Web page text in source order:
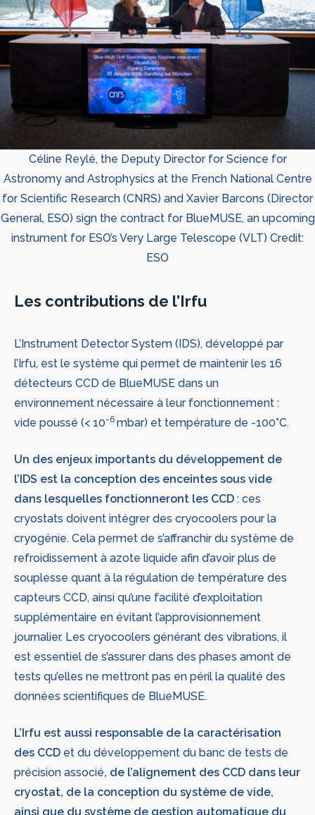
Céline Reylé, the Deputy Director for Science for
Astronomy and Astrophysics at the French National Centre
for Scientific Research (CNRS) and Xavier Barcons (Director
General, ESO) sign the contract for BlueMUSE, an upcoming
instrument for ESO’s Very Large Telescope (VLT) Credit:
ESO
Les contributions de l’Irfu
L’Instrument Detector System (IDS), développé par
l’Irfu, est le système qui permet de maintenir les 16
détecteurs CCD de BlueMUSE dans un
environnement nécessaire à leur fonctionnement :
vide poussé (< 10-6 mbar) et température de -100°C.
Un des enjeux importants du développement de
l’IDS est la conception des enceintes sous vide
dans lesquelles fonctionneront les CCD : ces
cryostats doivent intégrer des cryocoolers pour la
cryogénie. Cela permet de s’affranchir du système de
refroidissement à azote liquide afin d’avoir plus de
souplesse quant à la régulation de température des
capteurs CCD, ainsi qu’une facilité d’exploitation
supplémentaire en évitant l’approvisionnement
journalier. Les cryocoolers générant des vibrations, il
est essentiel de s’assurer dans des phases amont de
tests qu’elles ne mettront pas en péril la qualité des
données scientifiques de BlueMUSE.
L’Irfu est aussi responsable de la caractérisation
des CCD et du développement du banc de tests de
précision associé, de l’alignement des CCD dans leur
cryostat, de la conception du système de vide,
ainsi que du système de gestion automatique du